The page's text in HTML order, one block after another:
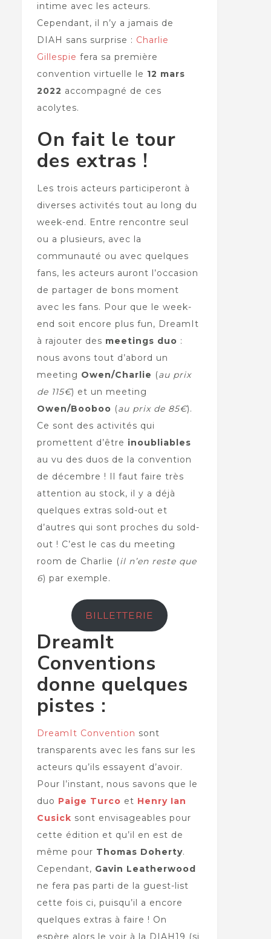
intime avec les acteurs.
Cependant, il n’y a jamais de
DIAH sans surprise : Charlie
Gillespie fera sa première
convention virtuelle le 12 mars
2022 accompagné de ces
acolytes.
On fait le tour
des extras !
Les trois acteurs participeront à
diverses activités tout au long du
week-end. Entre rencontre seul
ou a plusieurs, avec la
communauté ou avec quelques
fans, les acteurs auront l’occasion
de partager de bons moment
avec les fans. Pour que le week-
end soit encore plus fun, DreamIt
à rajouter des meetings duo :
nous avons tout d’abord un
meeting Owen/Charlie (au prix
de 115€) et un meeting
Owen/Booboo (au prix de 85€).
Ce sont des activités qui
promettent d’être inoubliables
au vu des duos de la convention
de décembre ! Il faut faire très
attention au stock, il y a déjà
quelques extras sold-out et
d’autres qui sont proches du sold-
out ! C’est le cas du meeting
room de Charlie (il n’en reste que
6) par exemple.
BILLETTERIE
DreamIt
Conventions
donne quelques
pistes :
DreamIt Convention sont
transparents avec les fans sur les
acteurs qu’ils essayent d’avoir.
Pour l’instant, nous savons que le
duo Paige Turco et Henry Ian
Cusick sont envisageables pour
cette édition et qu’il en est de
même pour Thomas Doherty.
Cependant, Gavin Leatherwood
ne fera pas parti de la guest-list
cette fois ci, puisqu’il a encore
quelques extras à faire ! On